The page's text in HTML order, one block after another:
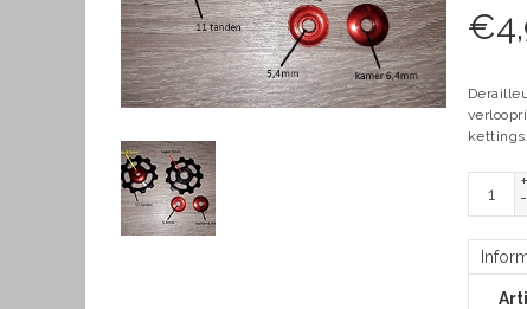
€
+
-